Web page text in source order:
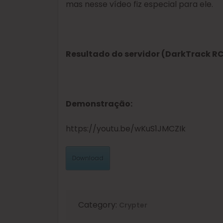
mas nesse vídeo fiz especial para ele.
Resultado do servidor (DarkTrack
Demonstração:
https://youtu.be/wKuS1JMCZIk
Download
Category: